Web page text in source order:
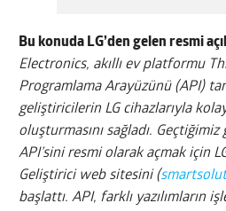
Bu konuda LG’den gelen resmi
Electronics, akıllı ev platformu
Programlama Arayüzünü (API)
geliştiricilerin LG cihazlarıyla
oluşturmasını sağladı.
API’sini resmi olarak açmak için
Geliştirici web sitesini (
başlattı. API, farklı yazılımların